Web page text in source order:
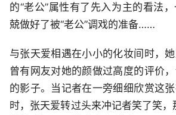
的“老公”属性有了先入为主的看法
兢做好了被“老公”调戏的准备……
与张天爱相遇在小小的化妆间时，
曾有网友对她的颜做过高度的评价
的影子。当记者在一旁细细欣赏这
时，张天爱转过头来冲记者笑了笑，